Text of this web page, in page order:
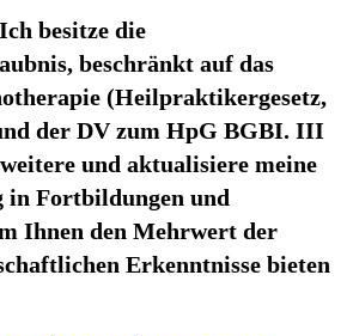
besitze die
beschränkt auf das
(Heilpraktikergesetz,
der DV zum HpG BGBI. III
und aktualisiere meine
in Fortbildungen und
Ihnen den Mehrwert der
Erkenntnisse bieten